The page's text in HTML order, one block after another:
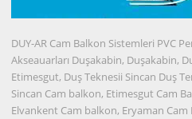
DUY-AR Cam Balkon Sistemleri PVC
Akseauarları Duşakabin, Duşakabin,
Etimesgut, Duş Teknesii Sincan Duş
Sincan Cam balkon, Etimesgut Cam
Elvankent Cam balkon, Eryaman